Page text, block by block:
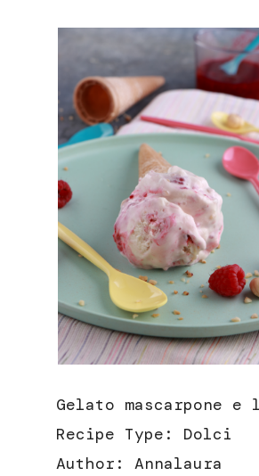
Gelato mascarpone
Recipe Type : Dolci
Author: Annalaura